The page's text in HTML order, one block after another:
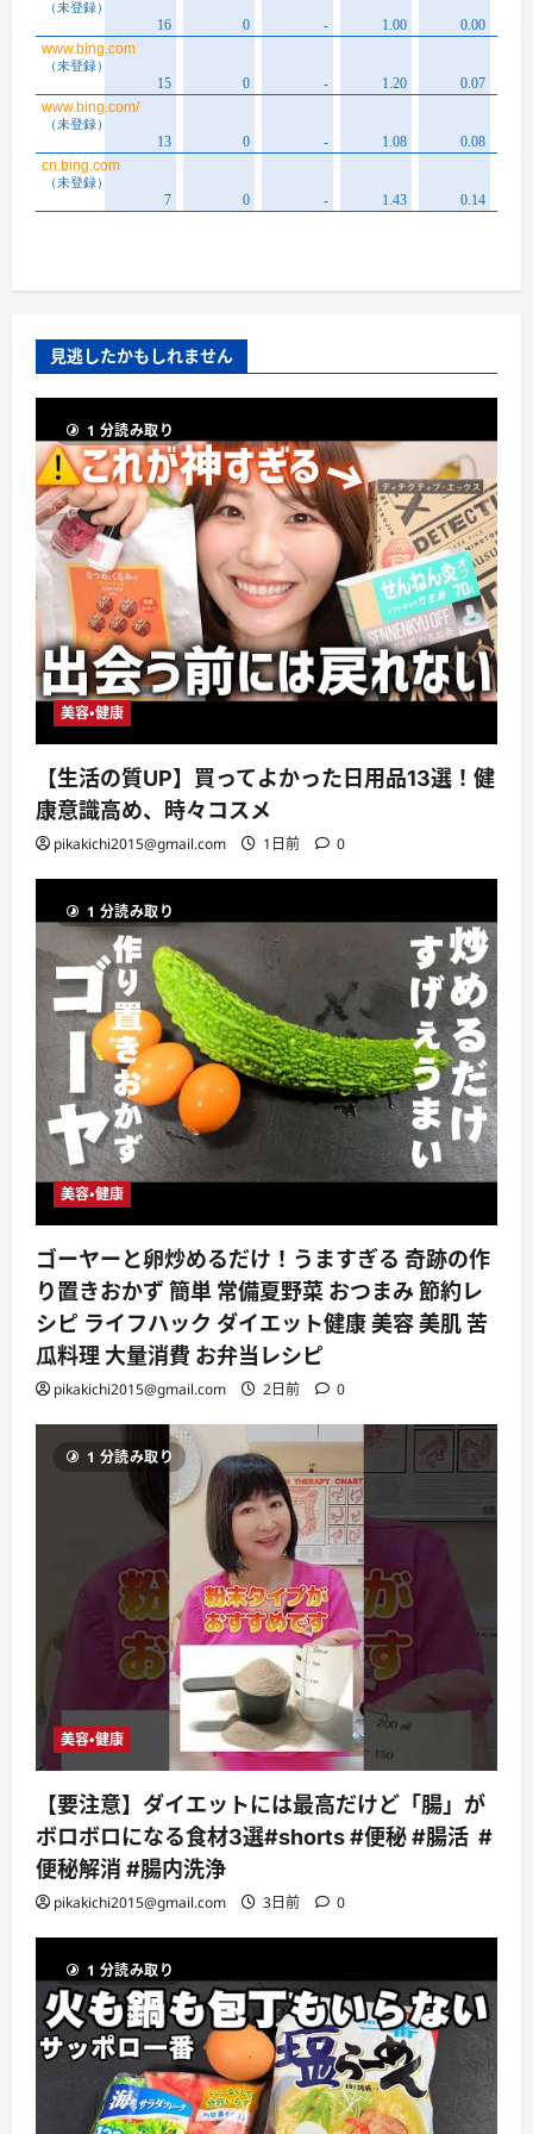
見逃したかもしれません
1 分読み取り
美容・健康
【生活の質UP】買ってよかった日用品13選！健
康意識高め、時々コスメ
pikakichi2015@gmail.com 1日前 0
1 分読み取り
美容・健康
ゴーヤーと卵炒めるだけ！うますぎる 奇跡の作
り置きおかず 簡単 常備夏野菜 おつまみ 節約レ
シピ ライフハック ダイエット健康 美容 美肌 苦
瓜料理 大量消費 お弁当レシピ
pikakichi2015@gmail.com 2日前 0
1 分読み取り
美容・健康
【要注意】ダイエットには最高だけど「腸」が
ボロボロになる食材3選#shorts #便秘 #腸活 #
便秘解消 #腸内洗浄
pikakichi2015@gmail.com 3日前 0
1 分読み取り